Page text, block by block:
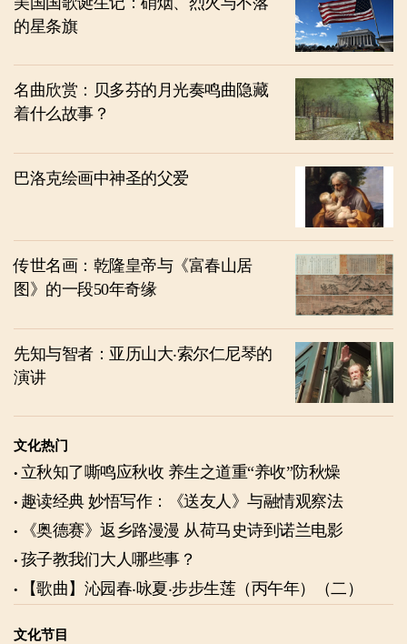
的星条旗
名曲欣赏：贝多芬的月光奏鸣曲隐藏
着什么故事？
巴洛克绘画中神圣的父爱
传世名画：乾隆皇帝与《富春山居
图》的一段50年奇缘
先知与智者：亚历山大‧索尔仁尼琴的
演讲
文化热门
立秋知了嘶鸣应秋收 养生之道重“养收”防秋燥
趣读经典 妙悟写作：《送友人》与融情观察法
《奥德赛》返乡路漫漫 从荷马史诗到诺兰电影
孩子教我们大人哪些事？
【歌曲】沁园春‧咏夏‧步步生莲（丙午年）（二）
文化节目